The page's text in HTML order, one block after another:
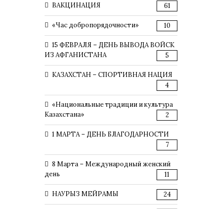
ВАКЦИНАЦИЯ 61
«Час добропорядочности» 10
15 ФЕВРАЛЯ – ДЕНЬ ВЫВОДА ВОЙСК
ИЗ АФГАНИСТАНА
5
КАЗАХСТАН – СПОРТИВНАЯ НАЦИЯ
4
«Национальные традиции и культура
Казахстана»
2
1 МАРТА – ДЕНЬ БЛАГОДАРНОСТИ
7
8 Марта – Международный женский
день
11
НАУРЫЗ МЕЙРАМЫ 24